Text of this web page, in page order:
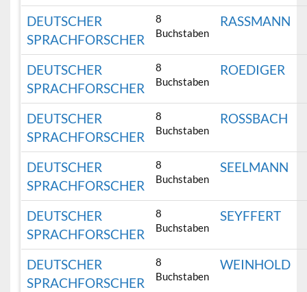
DEUTSCHER
SPRACHFORSCHER
8
Buchstaben
RASSMANN
DEUTSCHER
SPRACHFORSCHER
8
Buchstaben
ROEDIGER
DEUTSCHER
SPRACHFORSCHER
8
Buchstaben
ROSSBACH
DEUTSCHER
SPRACHFORSCHER
8
Buchstaben
SEELMANN
DEUTSCHER
SPRACHFORSCHER
8
Buchstaben
SEYFFERT
DEUTSCHER
SPRACHFORSCHER
8
Buchstaben
WEINHOLD